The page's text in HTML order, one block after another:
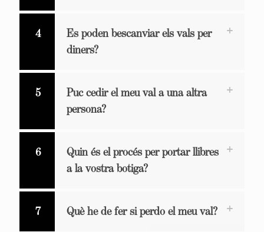
4
Es poden bescanviar els vals per
diners?
5
Puc cedir el meu val a una altra
persona?
6
Quin és el procés per portar llibres
a la vostra botiga?
7 Què he de fer si perdo el meu val?